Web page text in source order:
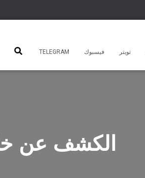
تويتر فيسبوك TELEGRAM
الكشف عن